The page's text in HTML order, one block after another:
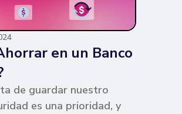
en un Banco
de guardar nuestro
es una prioridad, y